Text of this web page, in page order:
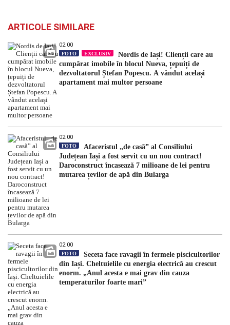
ARTICOLE SIMILARE
02:00
FOTO EXCLUSIV
Nordis de Iași! Clienții care au
cumpărat imobile în blocul Nueva, țepuiți de
dezvoltatorul Ștefan Popescu. A vândut același
apartament mai multor persoane
02:00
FOTO
Afaceristul „de casă” al Consiliului
Județean Iași a fost servit cu un nou contract!
Daroconstruct încasează 7 milioane de lei pentru
mutarea țevilor de apă din Bularga
02:00
FOTO
Seceta face ravagii în fermele piscicultorilor
din Iași. Cheltuielile cu energia electrică au crescut
enorm. „Anul acesta e mai grav din cauza
temperaturilor foarte mari”